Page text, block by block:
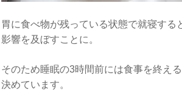
胃に食べ物が残っている状態で就寝す
影響を及ぼすことに。
そのため睡眠の3時間前には食事を終え
決めています。